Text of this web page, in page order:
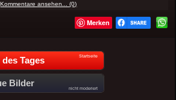
Kommentare ansehen... (0)
Merken
Tages Startseite
Bilder
nicht moderiert